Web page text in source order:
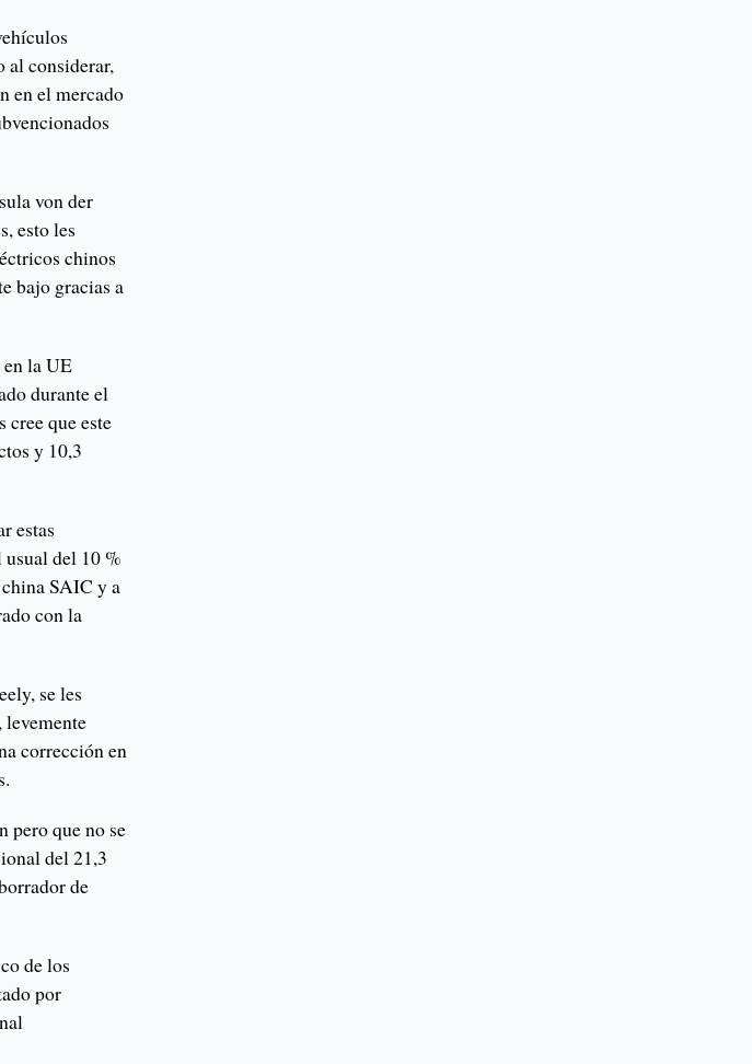
al considerar,
en el mercado
von der
esto les
chinos
bajo gracias a
en la UE
durante el
cree que este
y 10,3
estas
usual del 10 %
SAIC y a
con la
se les
levemente
corrección en
pero que no se
del 21,3
de
de los
por